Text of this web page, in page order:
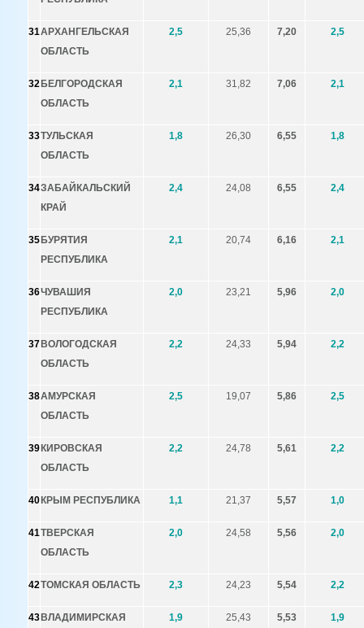
31АРХАНГЕЛЬСКАЯ
ОБЛАСТЬ
2,5 25,36 7,20 2,5
32 БЕЛГОРОДСКАЯ
ОБЛАСТЬ
2,1 31,82 7,06 2,1
33ТУЛЬСКАЯ
ОБЛАСТЬ
1,8 26,30 6,55 1,8
34ЗАБАЙКАЛЬСКИЙ
КРАЙ
2,4 24,08 6,55 2,4
35 БУРЯТИЯ
РЕСПУБЛИКА
2,1 20,74 6,16 2,1
36ЧУВАШИЯ
РЕСПУБЛИКА
2,0 23,21 5,96 2,0
37 ВОЛОГОДСКАЯ
ОБЛАСТЬ
2,2 24,33 5,94 2,2
38АМУРСКАЯ
ОБЛАСТЬ
2,5 19,07 5,86 2,5
39 КИРОВСКАЯ
ОБЛАСТЬ
2,2 24,78 5,61 2,2
40 КРЫМ РЕСПУБЛИКА 1,1 21,37 5,57 1,0
41ТВЕРСКАЯ
ОБЛАСТЬ
2,0 24,58 5,56 2,0
42ТОМСКАЯ ОБЛАСТЬ 2,3 24,23 5,54 2,2
43 ВЛАДИМИРСКАЯ
1,9 25,43 5,53 1,9